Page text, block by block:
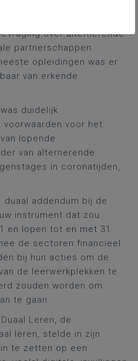
over alternerende
partnerschappen
opleidingen was er
van erkende
duidelijk
voor het
lopende
van alternerende
in coronatijden,
duaal addendum bij de
instrument dat zou
en lopen tot en met 31
de sectoren financieel
bij hun acties om de
de leerwerkplekken te
zouden worden om
te gaan.
Leren, de
leren, stelde in zijn
te zetten op een